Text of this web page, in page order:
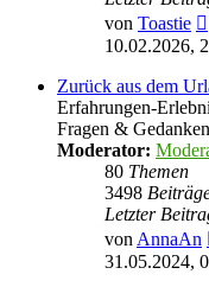
von Toastie
10.02.2026,
Zurück aus dem
Erfahrungen-
Fragen & Gedanken
Moderator:
80 Themen
3498
Letzter
von AnnaAn
31.05.2024,